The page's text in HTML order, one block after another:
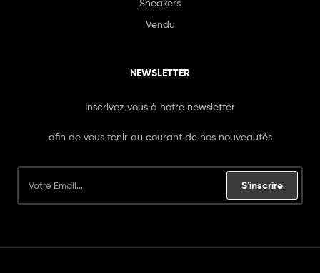
Sneakers
Vendu
NEWSLETTER
Inscrivez vous à notre newsletter
afin de vous tenir au courant de nos nouveautés
S'inscrire